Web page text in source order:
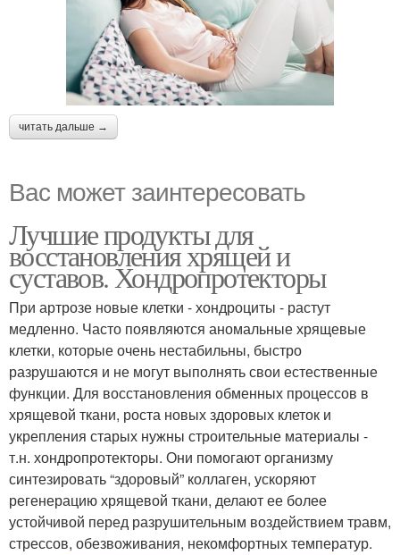
читать дальше →
Вас может заинтересовать
Лучшие продукты для
восстановления хрящей и
суставов. Хондропротекторы
При артрозе новые клетки - хондроциты - растут
медленно. Часто появляются аномальные хрящевые
клетки, которые очень нестабильны, быстро
разрушаются и не могут выполнять свои естественные
функции. Для восстановления обменных процессов в
хрящевой ткани, роста новых здоровых клеток и
укрепления старых нужны строительные материалы -
т.н. хондропротекторы. Они помогают организму
синтезировать “здоровый” коллаген, ускоряют
регенерацию хрящевой ткани, делают ее более
устойчивой перед разрушительным воздействием травм,
стрессов, обезвоживания, некомфортных температур.